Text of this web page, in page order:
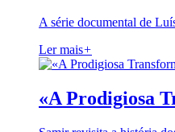
A série documental de
Ler mais+
«A Prodigiosa